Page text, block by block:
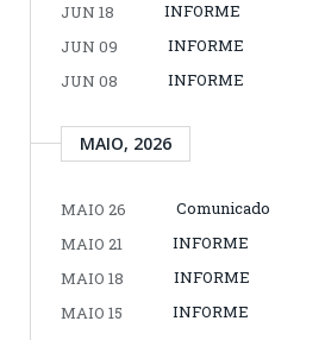
JUN 18
INFORME
JUN 09
INFORME
JUN 08
INFORME
MAIO, 2026
MAIO 26
Comunicado
MAIO 21
INFORME
MAIO 18
INFORME
MAIO 15
INFORME